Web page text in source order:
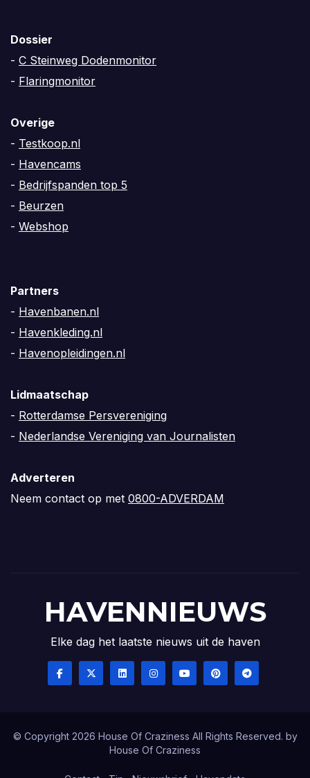
Dossier
- C Steinweg Dodenmonitor
- Flaringmonitor
Overige
- Testkoop.nl
- Havencams
- Bedrijfspanden top 5
- Beurzen
- Webshop
Partners
- Havenbanen.nl
- Havenkleding.nl
- Havenopleidingen.nl
Lidmaatschap
- Rotterdamse Persvereniging
- Nederlandse Vereniging van Journalisten
Adverteren
Neem contact op met 0800-ADVERDAM
HAVENNIEUWS
Elke dag het laatste nieuws uit de haven
© Copyright 2026 House Of Craziness All Rights Reserved. by
House Of Craziness